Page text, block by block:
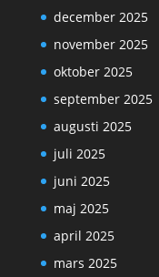
december 2025
november 2025
oktober 2025
september 2025
augusti 2025
juli 2025
juni 2025
maj 2025
april 2025
mars 2025